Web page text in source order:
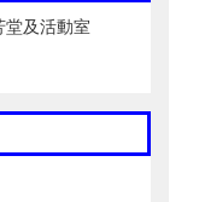
堂及活動室